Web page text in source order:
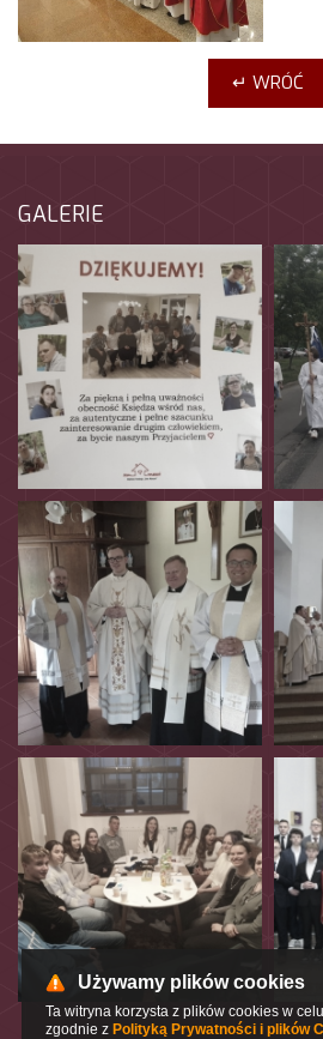
↵ WRÓĆ
GALERIE
Używamy plików cookies
Ta witryna korzysta z plików cookies w
zgodnie z Polityką Prywatności i plików